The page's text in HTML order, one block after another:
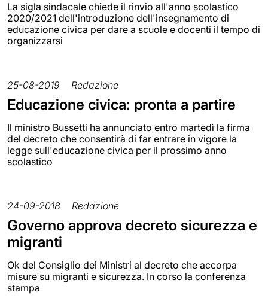
La sigla sindacale chiede il rinvio all'anno scolastico
2020/2021 dell'introduzione dell'insegnamento di
educazione civica per dare a scuole e docenti il tempo di
organizzarsi
25-08-2019 Redazione
Educazione civica: pronta a partire
Il ministro Bussetti ha annunciato entro martedì la firma
del decreto che consentirà di far entrare in vigore la
legge sull'educazione civica per il prossimo anno
scolastico
24-09-2018 Redazione
Governo approva decreto sicurezza e
migranti
Ok del Consiglio dei Ministri al decreto che accorpa
misure su migranti e sicurezza. In corso la conferenza
stampa